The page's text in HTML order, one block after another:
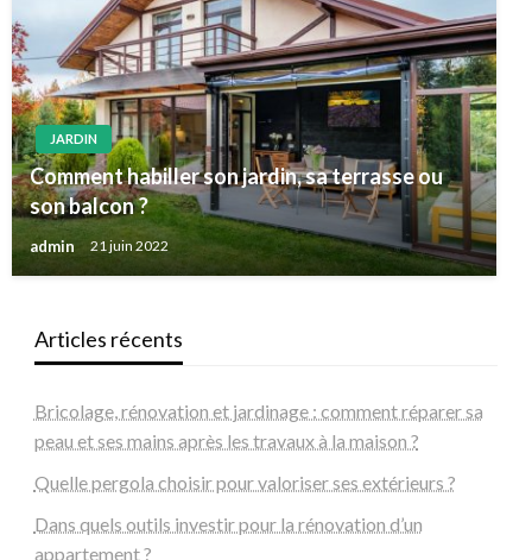
JARDIN
Comment habiller son jardin, sa terrasse ou
son balcon ?
admin 21 juin 2022
Articles récents
Bricolage, rénovation et jardinage : comment réparer sa
peau et ses mains après les travaux à la maison ?
Quelle pergola choisir pour valoriser ses extérieurs ?
Dans quels outils investir pour la rénovation d’un
appartement ?